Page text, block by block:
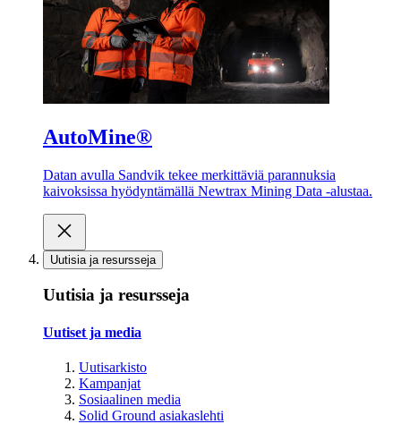
AutoMine®
Datan avulla Sandvik tekee merkittäviä parannuksia
kaivoksissa hyödyntämällä Newtrax Mining Data -alustaa.
Uutisia ja resursseja
Uutisia ja resursseja
Uutiset ja media
Uutisarkisto
Kampanjat
Sosiaalinen media
Solid Ground asiakaslehti